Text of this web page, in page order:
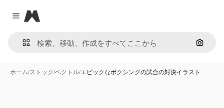
Close menu
Magnific
画像で
ホーム/ストック/ベクトル/エピックなボクシングの試合の対決イラスト